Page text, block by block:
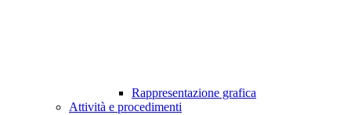
Rappresentazione grafica
Attività e procedimenti